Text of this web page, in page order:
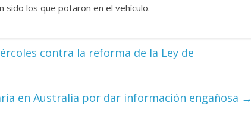
sido los que potaron en el vehículo.
contra la reforma de la Ley de
en Australia por dar información engañosa →